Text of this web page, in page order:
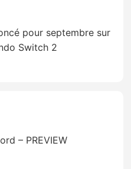
pour septembre sur
Switch 2
– PREVIEW